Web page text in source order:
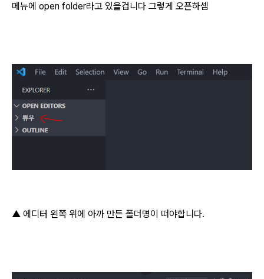
메뉴에 open folder라고 있을겁니다 그렇게 오픈하셈
▲ 에디터 왼쪽 위에 아까 만든 폴더명이 떠야합니다.